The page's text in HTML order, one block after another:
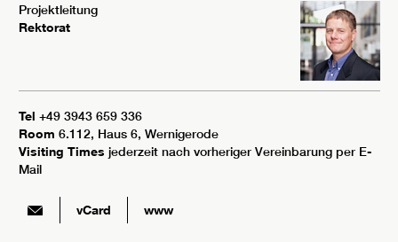
Projektleitung
Rektorat
Tel +49 3943 659 336
Room 6.112, Haus 6, Wernigerode
Visiting Times jederzeit nach vorheriger Vereinbarung per E-
Mail
vCard www